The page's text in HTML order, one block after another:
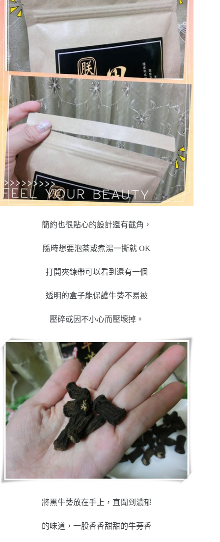
簡約也很貼心的設計還有截角，
隨時想要泡茶或煮湯一撕就 OK
打開夾鍊帶可以看到還有一個
透明的盒子能保護牛蒡不易被
壓碎或因不小心而壓壞掉。
將黑牛蒡放在手上，直聞到濃郁
的味道，一股香香甜甜的牛蒡香